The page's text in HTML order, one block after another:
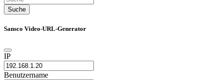
Suche
Sansco Video-URL-Generator
IP
Benutzername